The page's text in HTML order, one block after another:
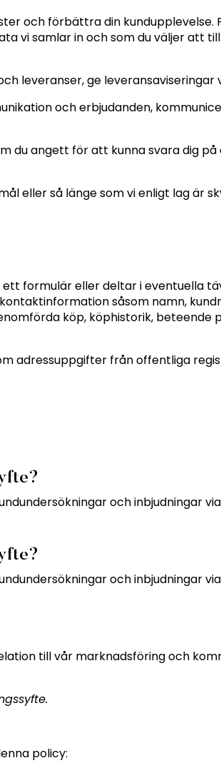
och förbättra din kundupplevelse.
vi samlar in och som du väljer att
leveranser, ge
och erbjudanden,
du angett för att kunna svara dig
eller så länge som vi enligt lag är
formulär eller deltar i eventuella
såsom namn,
köp, köphistorik,
adressuppgifter från offentliga
och inbjudningar
och inbjudningar
till vår marknadsföring och
policy: